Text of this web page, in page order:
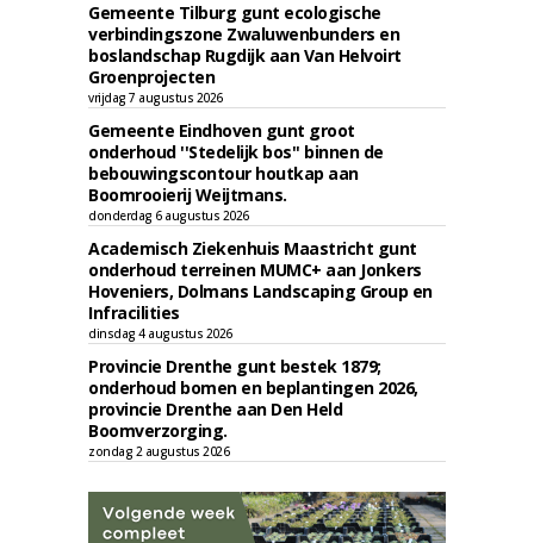
Gemeente Tilburg gunt ecologische
verbindingszone Zwaluwenbunders en
boslandschap Rugdijk aan Van Helvoirt
Groenprojecten
vrijdag 7 augustus 2026
Gemeente Eindhoven gunt groot
onderhoud ''Stedelijk bos'' binnen de
bebouwingscontour houtkap aan
Boomrooierij Weijtmans.
donderdag 6 augustus 2026
Academisch Ziekenhuis Maastricht gunt
onderhoud terreinen MUMC+ aan Jonkers
Hoveniers, Dolmans Landscaping Group en
Infracilities
dinsdag 4 augustus 2026
Provincie Drenthe gunt bestek 1879;
onderhoud bomen en beplantingen 2026,
provincie Drenthe aan Den Held
Boomverzorging.
zondag 2 augustus 2026